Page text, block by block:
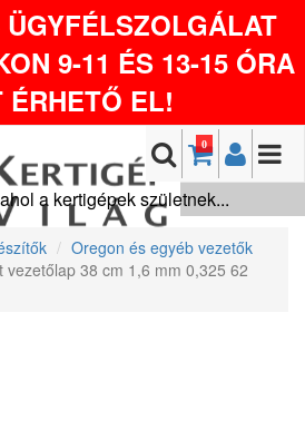
9-11 ÉS 13-15 ÓRA
ÉRHETŐ EL!
0
a kertigépek születnek...
Oregon és egyéb vezetők
vezetőlap 38 cm 1,6 mm 0,325 62